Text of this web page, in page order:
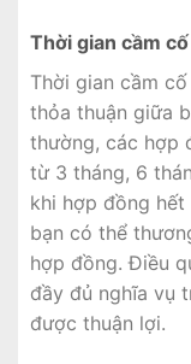
Thời gian cầm
Thời gian cầm
thỏa thuận giữa
thường, các hợp
từ 3 tháng, 6
khi hợp đồng hết
bạn có thể
hợp đồng. Điều
đầy đủ nghĩa vụ
được thuận lợi.